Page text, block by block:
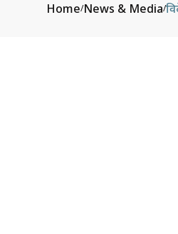
Home/News & Media/